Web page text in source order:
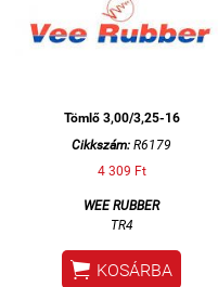
Tömlő 3,00/3,25-16
Cikkszám: R6179
4 309 Ft
WEE RUBBER
TR4
 KOSÁRBA